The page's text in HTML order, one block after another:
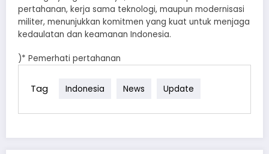
pertahanan, kerja sama teknologi, maupun modernisasi
militer, menunjukkan komitmen yang kuat untuk menjaga
kedaulatan dan keamanan Indonesia.
)* Pemerhati pertahanan
Tag Indonesia News Update